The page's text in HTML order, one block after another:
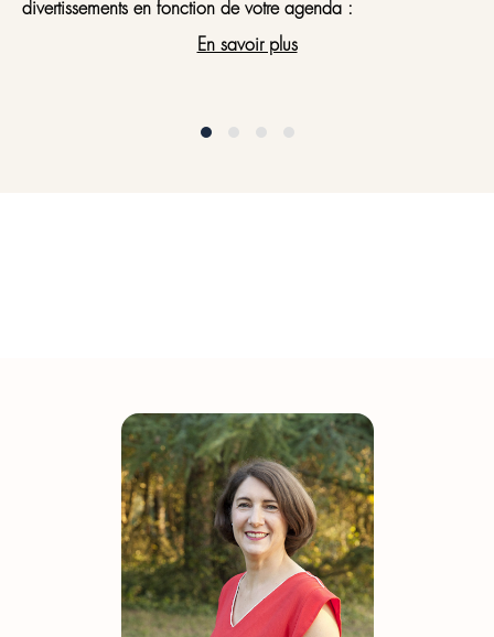
divertissements en fonction de votre agenda :
En savoir plus